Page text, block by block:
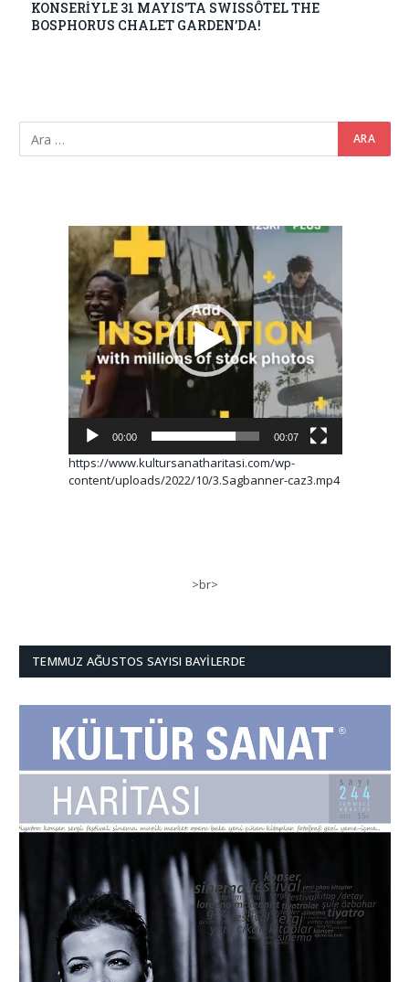
KONSERİYLE 31 MAYIS’TA SWISSÔTEL THE
BOSPHORUS CHALET GARDEN’DA!
Video
oynatıcı
00:00 00:07
https://www.kultursanatharitasi.com/wp-
content/uploads/2022/10/3.Sagbanner-caz3.mp4
>br>
TEMMUZ AĞUSTOS SAYISI BAYILERDE